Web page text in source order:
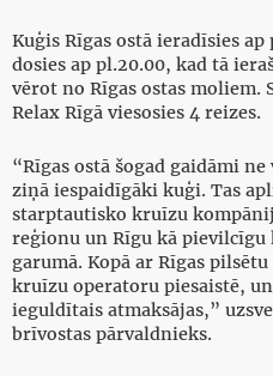
Kuģis Rīgas ostā ieradīsies
dosies ap pl.20.00, kad tā
vērot no Rīgas ostas moliem.
Relax Rīgā viesosies 4 reizes.
“Rīgas ostā šogad gaidāmi
ziņā iespaidīgāki kuģi. Tas
starptautisko kruīzu
reģionu un Rīgu kā pievilcīgu
garumā. Kopā ar Rīgas
kruīzu operatoru piesaistē,
ieguldītais atmaksājas,”
brīvostas pārvaldnieks.